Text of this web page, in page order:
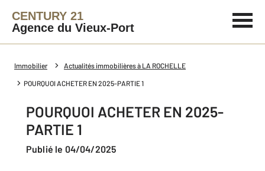
CENTURY 21
Agence du Vieux-Port
Immobilier Actualités immobilières à LA ROCHELLE
POURQUOI ACHETER EN 2025-PARTIE 1
POURQUOI ACHETER EN 2025-
PARTIE 1
Publié le 04/04/2025